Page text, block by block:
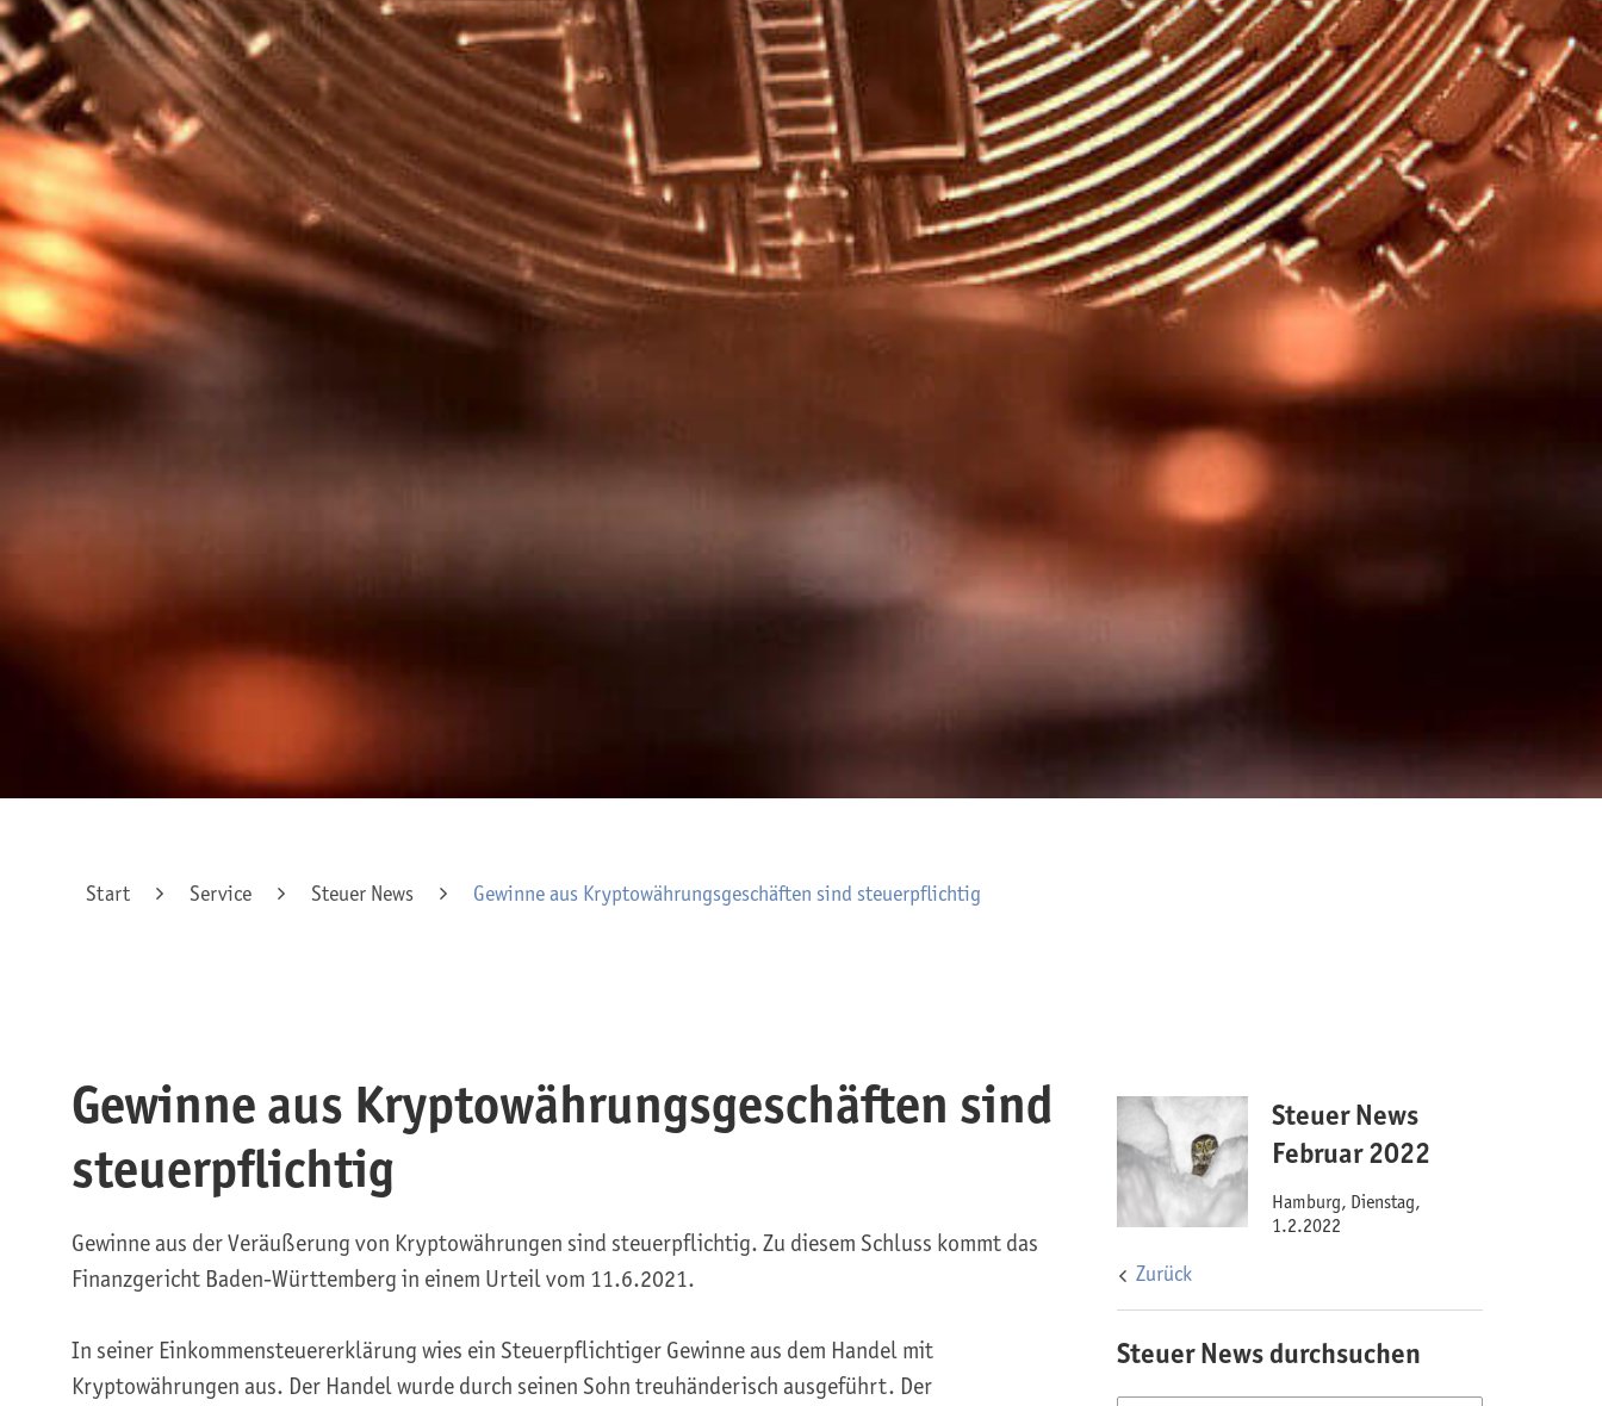
Start Service Steuer News Gewinne aus Krypto­wäh­rungs­geschäf­ten sind steuerpflichtig
Gewinne aus Krypto­wäh­rungs­geschäf­ten sind
steuerpflichtig
Gewinne aus der Veräußerung von Kryptowährungen sind steuerpflichtig. Zu diesem Schluss kommt das
Finanzgericht Baden-Württemberg in einem Urteil vom 11.6.2021.
In seiner Einkommensteuererklärung wies ein Steuerpflichtiger Gewinne aus dem Handel mit
Kryptowährungen aus. Der Handel wurde durch seinen Sohn treuhänderisch ausgeführt. Der
Steuer News
Februar 2022
Hamburg, Dienstag,
1.2.2022
Zurück
Steuer News durchsuchen